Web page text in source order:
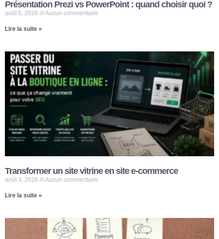
Présentation Prezi vs PowerPoint : quand choisir quoi ?
août 5, 2026 Aucun commentaire
Lire la suite »
Transformer un site vitrine en site e-commerce
août 3, 2026 Aucun commentaire
Lire la suite »